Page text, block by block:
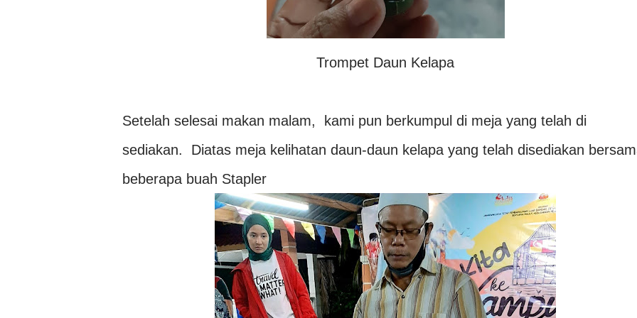
Trompet Daun Kelapa
Setelah selesai makan malam, kami pun berkumpul di meja yang telah di
sediakan. Diatas meja kelihatan daun-daun kelapa yang telah disediakan
beberapa buah Stapler